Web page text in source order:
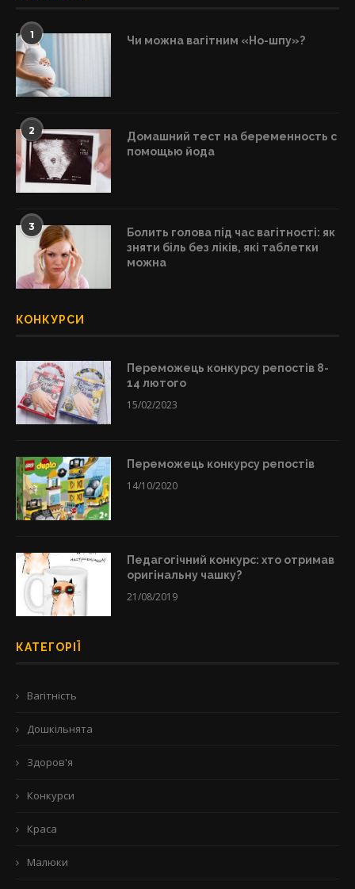
1 Чи можна вагітним «Но-шпу»?
2
Домашний тест на беременность с
помощью йода
3
Болить голова під час вагітності: як
зняти біль без ліків, які таблетки
можна
КОНКУРСИ
Переможець конкурсу репостів 8-
14 лютого
15/02/2023
Переможець конкурсу репостів
14/10/2020
Педагогічний конкурс: хто отримав
оригінальну чашку?
21/08/2019
КАТЕГОРІЇ
Вагітність
Дошкільнята
Здоров'я
Конкурси
Краса
Малюки